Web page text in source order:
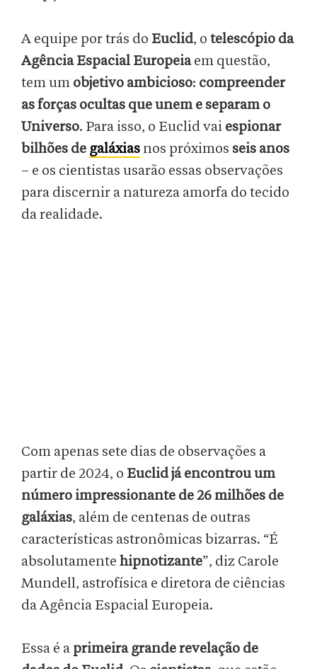
A equipe por trás do Euclid, o telescópio da
Agência Espacial Europeiaem questão,
tem um objetivo ambicioso: compreender
as forças ocultas que unem e separam o
Universo. Para isso, o Euclid vai espionar
bilhões de galáxias nos próximos seis anos
– e os cientistas usarão essas observações
para discernir a natureza amorfa do tecido
da realidade.
Com apenas sete dias de observações a
partir de 2024, o Euclid já encontrou um
número impressionante de 26 milhões de
galáxias, além de centenas de outras
características astronômicas bizarras. “É
absolutamente hipnotizante”, diz Carole
Mundell, astrofísica e diretora de ciências
da Agência Espacial Europeia.
Essa é a primeira grande revelação de